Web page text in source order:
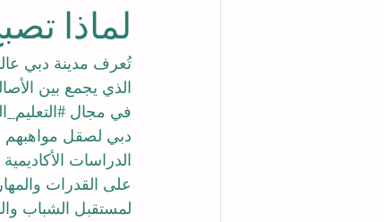
لماذا
تُعرف مدينة دبي
الذي يجمع بين
في مجال
دبي لصقل مواهبهم
الدراسات
على القدرات
لمستقبل الشباب